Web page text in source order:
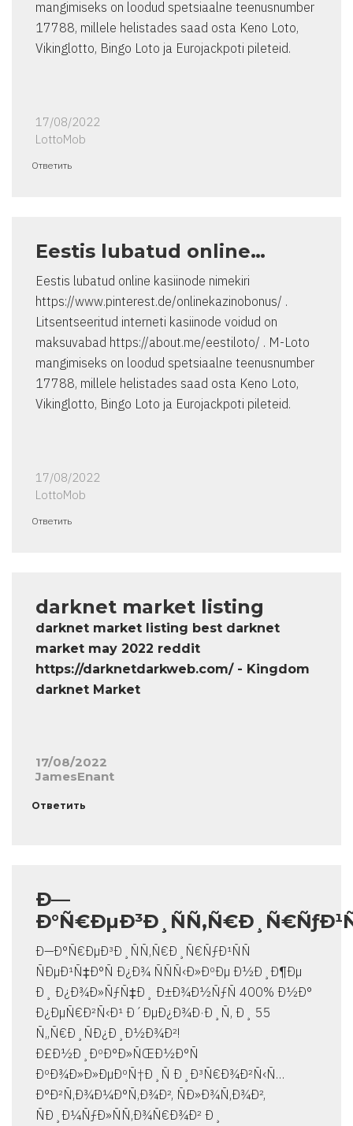
mangimiseks on loodud spetsiaalne teenusnumber
17788, millele helistades saad osta Keno Loto,
Vikinglotto, Bingo Loto ja Eurojackpoti pileteid.
17/08/2022
LottoMob
Ответить
Eestis lubatud online…
Eestis lubatud online kasiinode nimekiri
https://www.pinterest.de/onlinekazinobonus/ .
Litsentseeritud interneti kasiinode voidud on
maksuvabad https://about.me/eestiloto/ . M-Loto
mangimiseks on loodud spetsiaalne teenusnumber
17788, millele helistades saad osta Keno Loto,
Vikinglotto, Bingo Loto ja Eurojackpoti pileteid.
17/08/2022
LottoMob
Ответить
darknet market listing
darknet market listing best darknet
market may 2022 reddit
https://darknetdarkweb.com/ - Kingdom
darknet Market
17/08/2022
JamesEnant
Ответить
Ð—
Ð—Ð°Ñ€ÐµÐ³Ð¸ÑÑ‚Ñ€Ð¸Ñ€ÑƒÐ¹ÑÑ
ÑÐµÐ¹Ñ‡Ð°Ñ Ð¿Ð¾ ÑÑÑ‹Ð»ÐºÐµ Ð½Ð¸Ð¶Ðµ
Ð¸ Ð¿Ð¾Ð»ÑƒÑ‡Ð¸ Ð±Ð¾Ð½ÑƒÑ 400% Ð½Ð°
Ð¿ÐµÑ€Ð²Ñ‹Ð¹ Ð´ÐµÐ¿Ð¾Ð·Ð¸Ñ‚ Ð¸ 55
Ñ„Ñ€Ð¸ÑÐ¿Ð¸Ð½Ð¾Ð²!
Ð£Ð½Ð¸ÐºÐ°Ð»ÑŒÐ½Ð°Ñ
ÐºÐ¾Ð»Ð»ÐµÐºÑ†Ð¸Ñ Ð¸Ð³Ñ€Ð¾Ð²Ñ‹Ñ…
Ð°Ð²Ñ‚Ð¾Ð¼Ð°Ñ‚Ð¾Ð², ÑÐ»Ð¾Ñ‚Ð¾Ð²,
ÑÐ¸Ð¼ÑƒÐ»ÑÑ‚Ð¾Ñ€Ð¾Ð² Ð¸